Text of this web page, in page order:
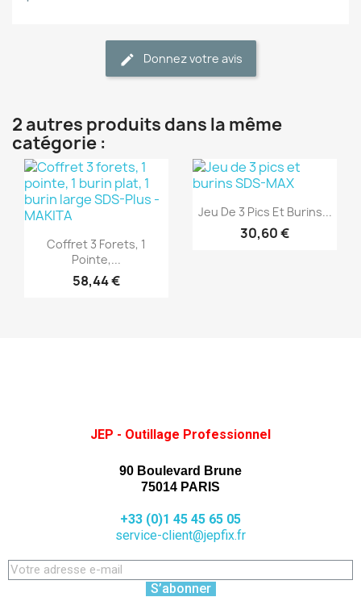
Donnez votre avis
2 autres produits dans la même
catégorie :
Aperçu rapide
Coffret 3 Forets, 1
Pointe,...
58,44 €
Aperçu rapide
Jeu De 3 Pics Et Burins...
30,60 €
JEP - Outillage Professionnel
90 Boulevard Brune
75014 PARIS
+33 (0)1 45 45 65 05
service-client@jepfix.fr
S’abonner